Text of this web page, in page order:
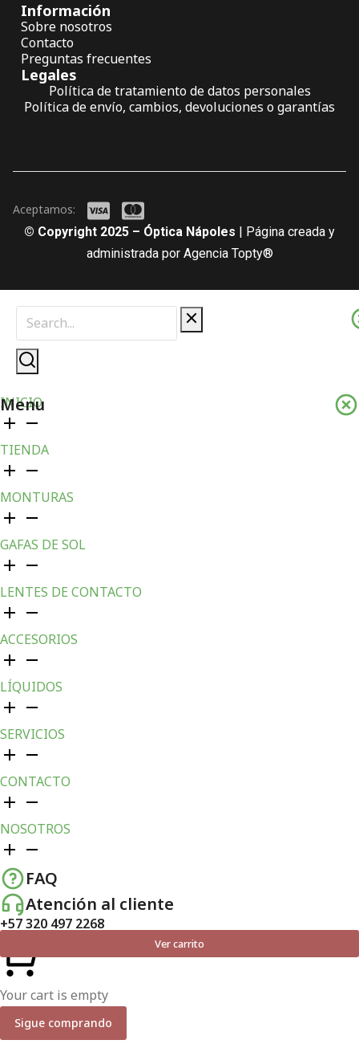
Información
Sobre nosotros
Contacto
Preguntas frecuentes
Legales
Política de tratamiento de datos personales
Política de envío, cambios, devoluciones o garantías
© Copyright 2025 – Óptica Nápoles
| Página creada y
administrada por Agencia Topty®
Aceptamos:
Menu
INICIO
TIENDA
MONTURAS
GAFAS DE SOL
LENTES DE CONTACTO
ACCESORIOS
LÍQUIDOS
SERVICIOS
CONTACTO
NOSOTROS
FAQ
Atención al cliente
+57 320 497 2268
Ver carrito
Your cart is empty
Sigue comprando